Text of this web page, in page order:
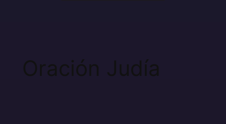
Oración Judía